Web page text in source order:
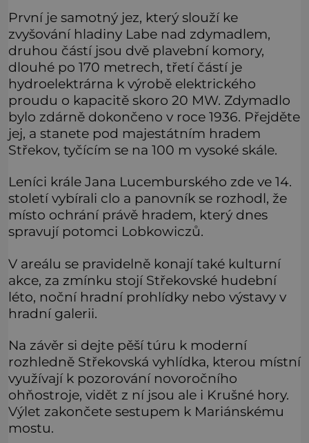
První je samotný jez, který slouží ke
zvyšování hladiny Labe nad zdymadlem,
druhou částí jsou dvě plavební komory,
dlouhé po 170 metrech, třetí částí je
hydroelektrárna k výrobě elektrického
proudu o kapacitě skoro 20 MW. Zdymadlo
bylo zdárně dokončeno v roce 1936. Přejděte
jej, a stanete pod majestátním hradem
Střekov, tyčícím se na 100 m vysoké skále.
Leníci krále Jana Lucemburského zde ve 14.
století vybírali clo a panovník se rozhodl, že
místo ochrání právě hradem, který dnes
spravují potomci Lobkowiczů.
V areálu se pravidelně konají také kulturní
akce, za zmínku stojí Střekovské hudební
léto, noční hradní prohlídky nebo výstavy v
hradní galerii.
Na závěr si dejte pěší túru k moderní
rozhledně Střekovská vyhlídka, kterou místní
využívají k pozorování novoročního
ohňostroje, vidět z ní jsou ale i Krušné hory.
Výlet zakončete sestupem k Mariánskému
mostu.